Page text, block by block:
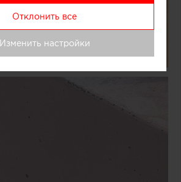
Отклонить все
Изменить настройки